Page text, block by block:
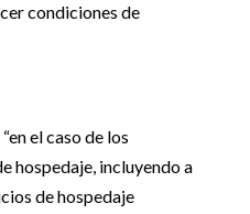
condiciones de
el caso de los
hospedaje, incluyendo a
de hospedaje